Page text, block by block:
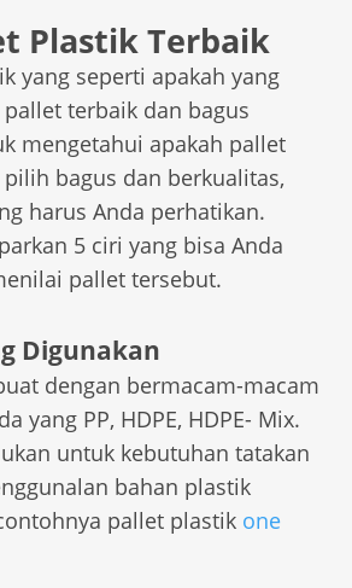
Plastik Terbaik
yang seperti apakah yang
terbaik dan bagus
mengetahui apakah pallet
pilih bagus dan berkualitas,
harus Anda perhatikan.
5 ciri yang bisa Anda
pallet tersebut.
Digunakan
dengan bermacam-macam
yang PP, HDPE, HDPE- Mix.
untuk kebutuhan tatakan
bahan plastik
pallet plastik one